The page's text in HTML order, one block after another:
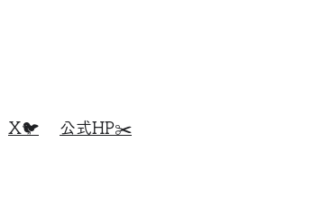
X🐦 公式HP✂️